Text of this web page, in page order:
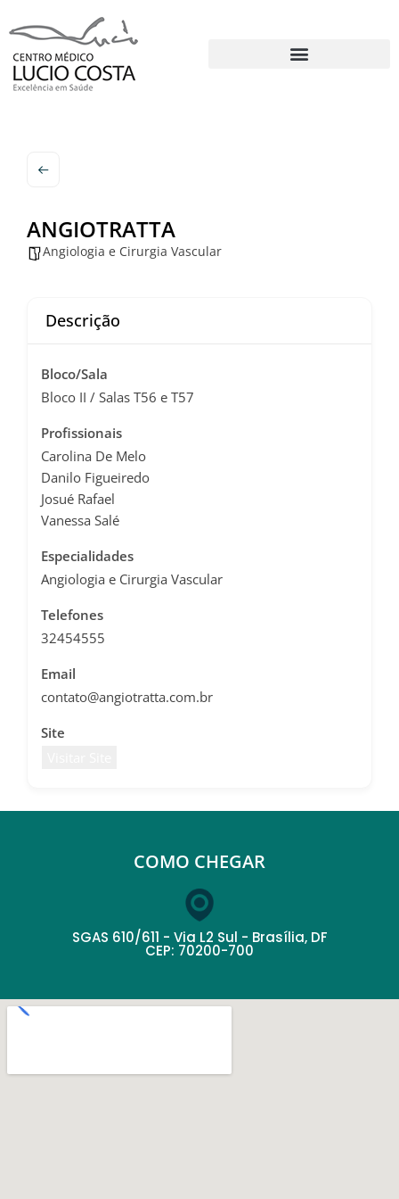
ANGIOTRATTA
Angiologia e Cirurgia Vascular
Descrição
Bloco/Sala
Bloco II / Salas T56 e T57
Profissionais
Carolina De Melo
Danilo Figueiredo
Josué Rafael
Vanessa Salé
Especialidades
Angiologia e Cirurgia Vascular
Telefones
32454555
Email
contato@angiotratta.com.br
Site
COMO CHEGAR
SGAS 610/611 - Via L2 Sul - Brasília, DF
CEP: 70200-700